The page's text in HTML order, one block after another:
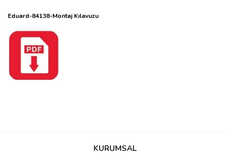
Eduard-84138-Montaj Kılavuzu
Bu ürüne ilk yorumu siz yapın!
KURUMSAL